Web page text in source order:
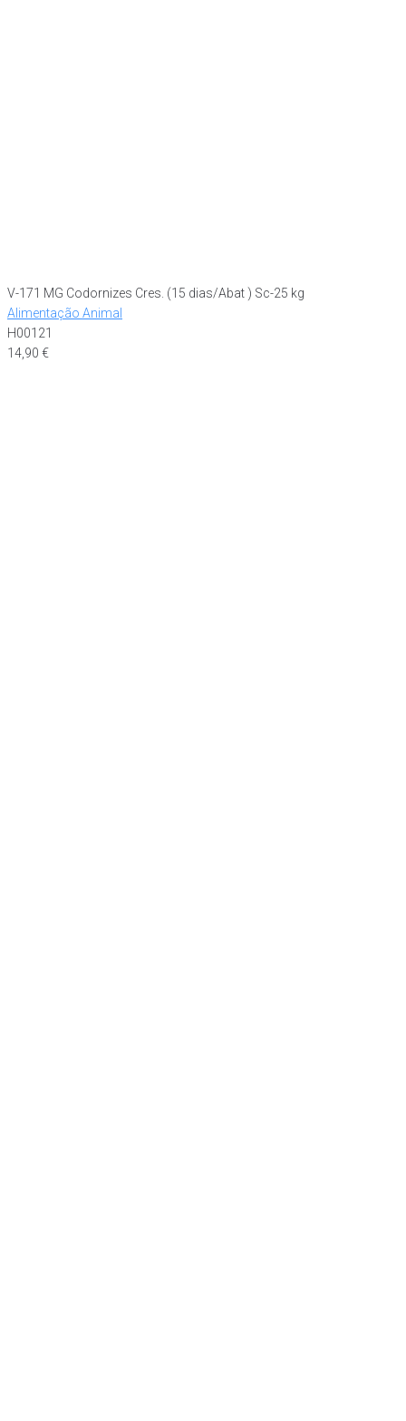
V-171 MG Codornizes Cres. (15 dias/Abat ) Sc-25 kg
Alimentação Animal
H00121
14,90 €